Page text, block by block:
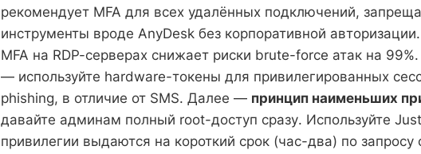
рекомендует MFA для всех удалённых подключений,
инструменты вроде AnyDesk без корпоративной
MFA на RDP-серверах снижает риски brute-force атак на
— используйте hardware-токены для привилегированных
phishing, в отличие от SMS. Далее — принцип наименьших
давайте админам полный root-доступ сразу. Используйте
привилегии выдаются на короткий срок (час-два) по